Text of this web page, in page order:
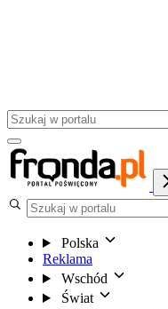
Polska
Reklama
Wschód
Świat